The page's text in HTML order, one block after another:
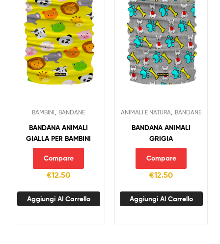
BAMBINI BANDANE
BANDANA ANIMALI
GIALLA PER BAMBINI
Compare
€12.50
Aggiungi Al Carrello
ANIMALI E NATURA BANDANE
BANDANA ANIMALI
GRIGIA
Compare
€12.50
Aggiungi Al Carrello